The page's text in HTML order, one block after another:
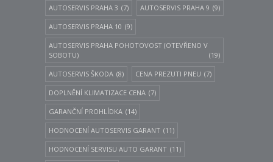
AUTOSERVIS PRAHA 3 (7) AUTOSERVIS PRAHA 9 (9)
AUTOSERVIS PRAHA 10 (9)
AUTOSERVIS PRAHA POHOTOVOST (OTEVŘENO V
SOBOTU)
(19)
AUTOSERVIS ŠKODA (8) CENA PREZUTI PNEU (7)
DOPLNĚNÍ KLIMATIZACE CENA (7)
GARANČNÍ PROHLÍDKA (14)
HODNOCENÍ AUTOSERVIS GARANT (11)
HODNOCENÍ SERVISU AUTO GARANT (11)